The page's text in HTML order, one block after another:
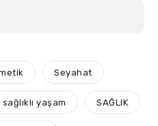
Seyahat
sağlıklı yaşam SAĞLIK